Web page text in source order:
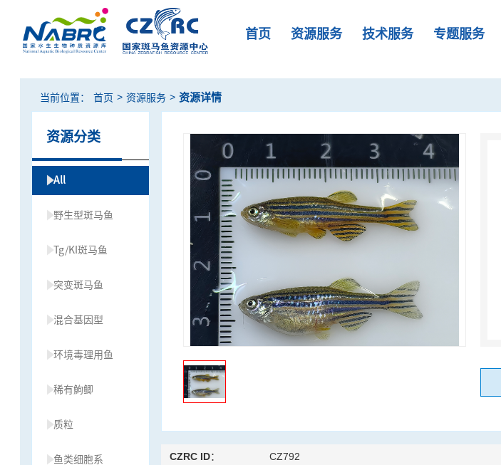
首页 资源服务 技术服务 专题服务
当前位置： 首页 > 资源服务 > 资源详情
资源分类
All
野生型斑马鱼
Tg/KI斑马鱼
突变斑马鱼
混合基因型
环境毒理用鱼
稀有鮈鲫
质粒
鱼类细胞系 CZRC ID： CZ792